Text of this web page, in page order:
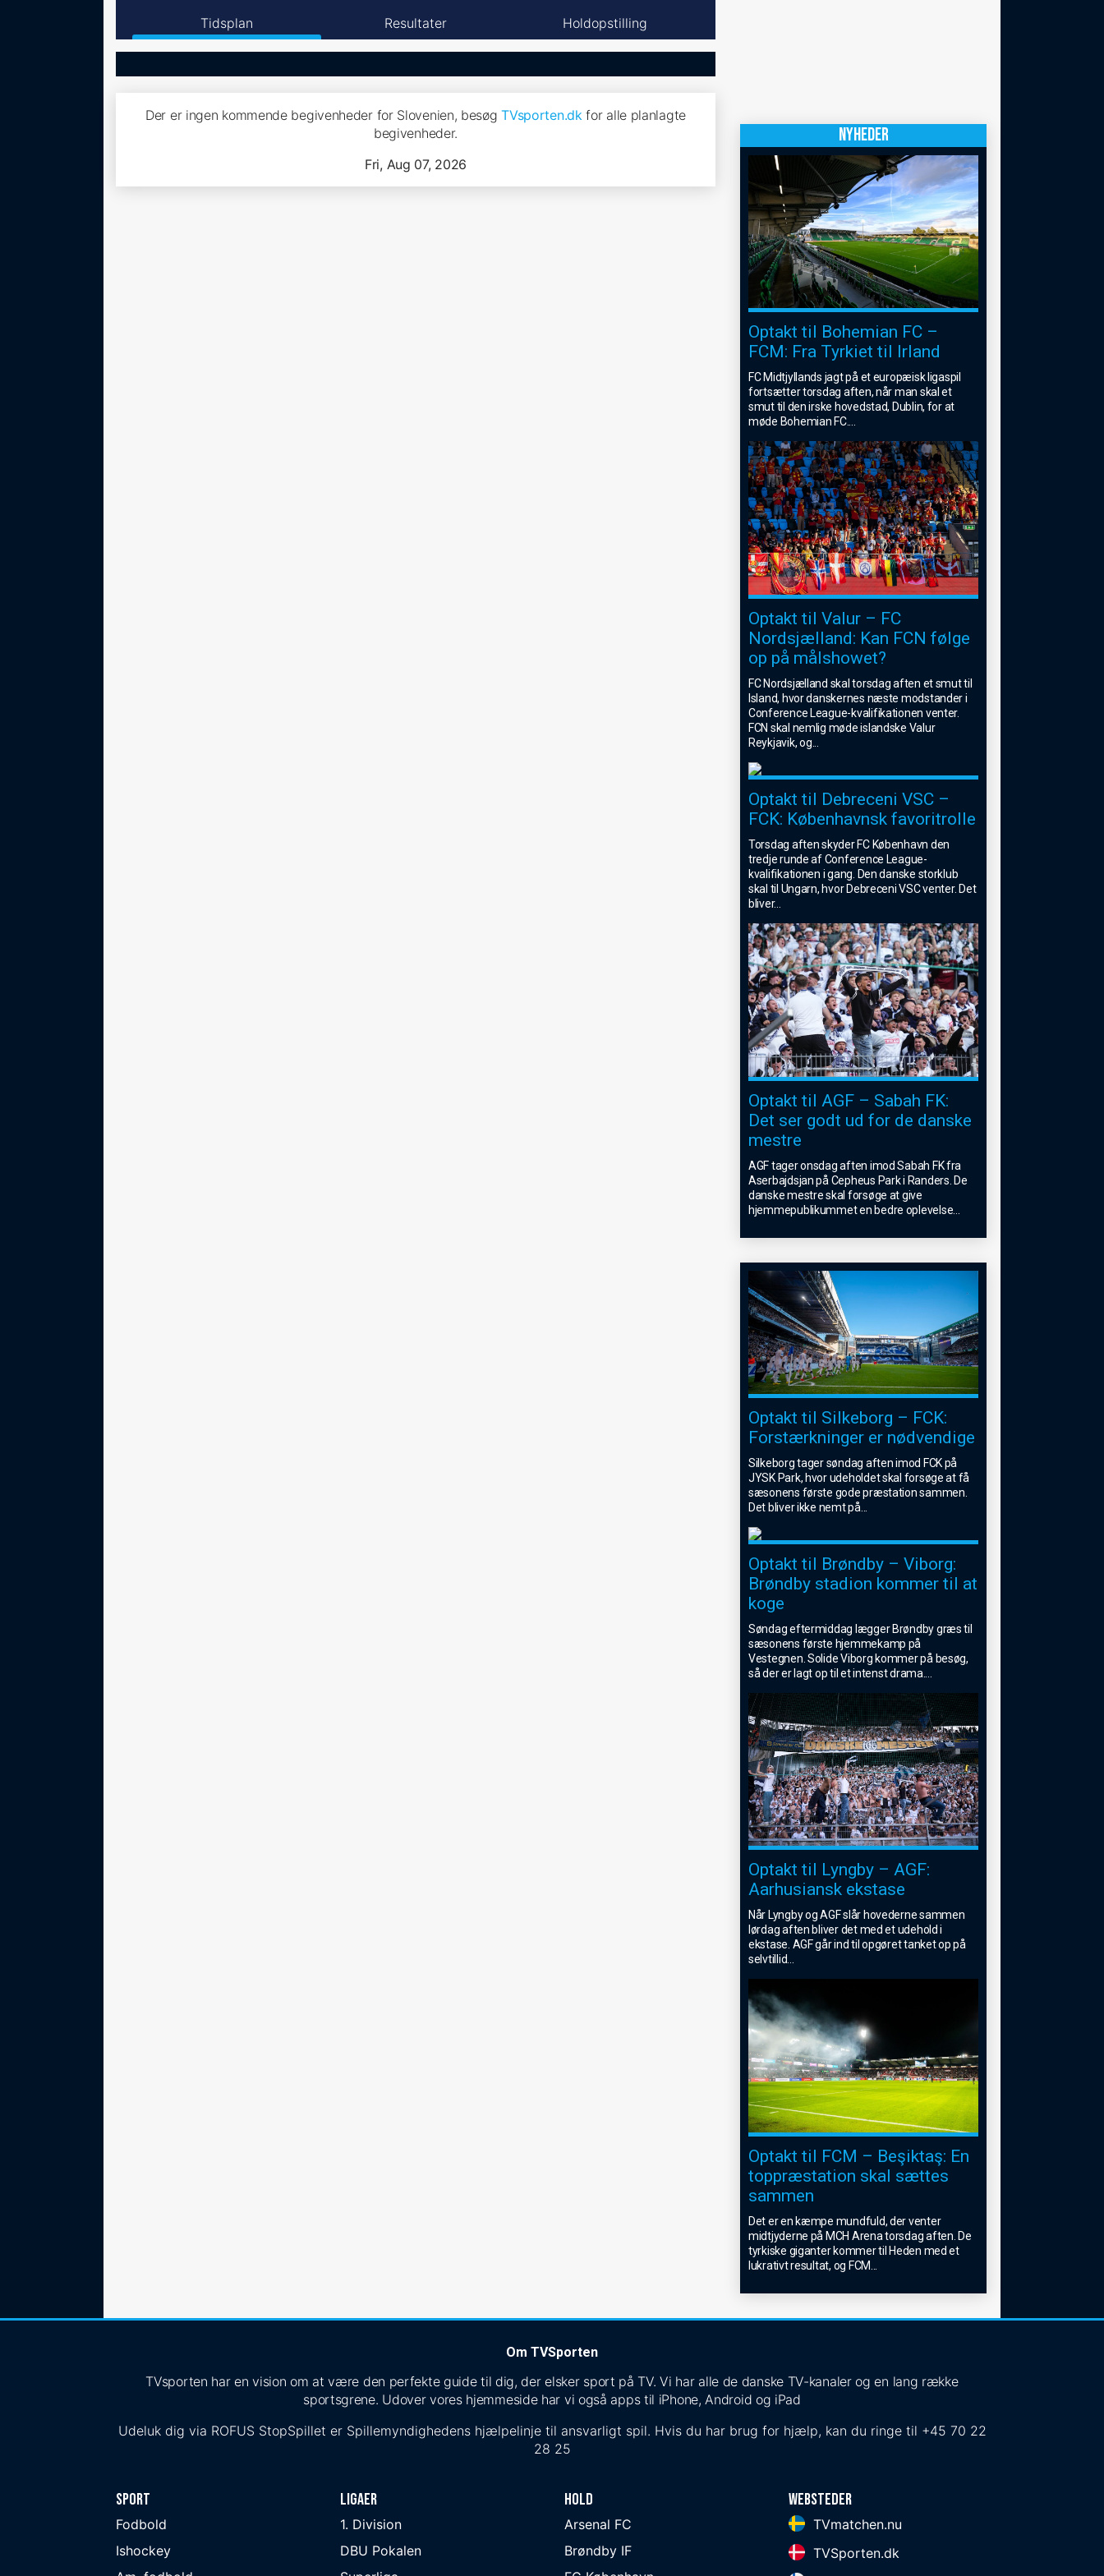
Tidsplan Resultater Holdopstilling
Der er ingen kommende begivenheder for Slovenien, besøgTVsporten.dkfor alle planlagte
begivenheder.
Fri, Aug 07, 2026
NYHEDER
Optakt til Bohemian FC –
FCM: Fra Tyrkiet til Irland
FC Midtjyllands jagt på et europæisk ligaspil
fortsætter torsdag aften, når man skal et
smut til den irske hovedstad, Dublin, for at
møde Bohemian FC....
Optakt til Valur – FC
Nordsjælland: Kan FCN følge
op på målshowet?
FC Nordsjælland skal torsdag aften et smut til
Island, hvor danskernes næste modstander i
Conference League-kvalifikationen venter.
FCN skal nemlig møde islandske Valur
Reykjavik, og...
Optakt til Debreceni VSC –
FCK: Københavnsk favoritrolle
Torsdag aften skyder FC København den
tredje runde af Conference League-
kvalifikationen i gang. Den danske storklub
skal til Ungarn, hvor Debreceni VSC venter. Det
bliver...
Optakt til AGF – Sabah FK:
Det ser godt ud for de danske
mestre
AGF tager onsdag aften imod Sabah FK fra
Aserbajdsjan på Cepheus Park i Randers. De
danske mestre skal forsøge at give
hjemmepublikummet en bedre oplevelse
Optakt til Silkeborg – FCK:
Forstærkninger er nødvendige
Silkeborg tager søndag aften imod FCK på
JYSK Park, hvor udeholdet skal forsøge at få
sæsonens første gode præstation sammen.
Det bliver ikke nemt på
Optakt til Brøndby – Viborg:
Brøndby stadion kommer til at
koge
Søndag eftermiddag lægger Brøndby græs til
sæsonens første hjemmekamp på
Vestegnen. Solide Viborg kommer på besøg,
så der er lagt op til et intenst drama.
Optakt til Lyngby – AGF:
Aarhusiansk ekstase
Når Lyngby og AGF slår hovederne sammen
lørdag aften bliver det med et udehold i
ekstase. AGF går ind til opgøret tanket op på
selvtillid...
Optakt til FCM – Beşiktaş: En
toppræstation skal sættes
sammen
Det er en kæmpe mundfuld, der venter
midtjyderne på MCH Arena torsdag aften. De
tyrkiske giganter kommer til Heden med et
lukrativt resultat, og FCM
Om TVSporten
TVsporten har en vision om at være den perfekte guide til dig, der elsker sport på TV. Vi har alle de danske TV-kanaler og en lang række
sportsgrene. Udover vores hjemmeside har vi også apps til iPhone, Android og iPad
Udeluk dig via ROFUS StopSpillet er Spillemyndighedens hjælpelinje til ansvarligt spil. Hvis du har brug for hjælp, kan du ringe til +45 70 22
28 25
Sport
Fodbold
Ishockey
Ligaer
1. Division
DBU Pokalen
Hold
Arsenal FC
Brøndby IF
Websteder
TVmatchen.nu
TVSporten.dk